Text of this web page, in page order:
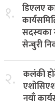
१. डिएलए
सदस्यका
सेन्चुरी
२. कलंकी
नयाँ